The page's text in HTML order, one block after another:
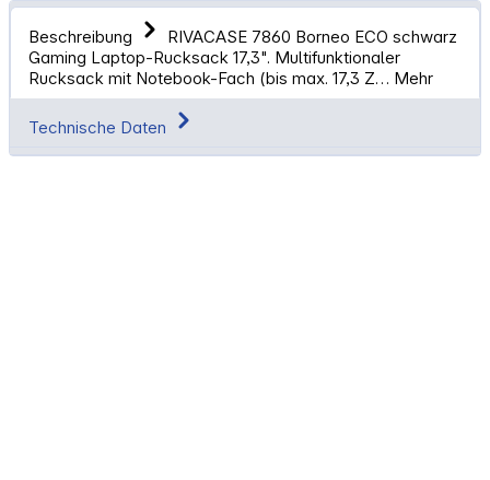
Beschreibung
RIVACASE 7860 Borneo ECO schwarz
Gaming Laptop-Rucksack 17,3". Multifunktionaler
Rucksack mit Notebook-Fach (bis max. 17,3 Z… Mehr
Technische Daten